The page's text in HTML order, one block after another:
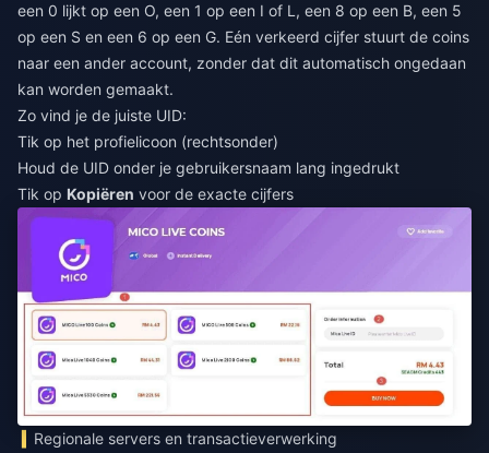
een 0 lijkt op een O, een 1 op een I of L, een 8 op een B, een 5
op een S en een 6 op een G. Eén verkeerd cijfer stuurt de coins
naar een ander account, zonder dat dit automatisch ongedaan
kan worden gemaakt.
Zo vind je de juiste UID:
Tik op het profielicoon (rechtsonder)
Houd de UID onder je gebruikersnaam lang ingedrukt
Tik op Kopiëren voor de exacte cijfers
Regionale servers en transactieverwerking